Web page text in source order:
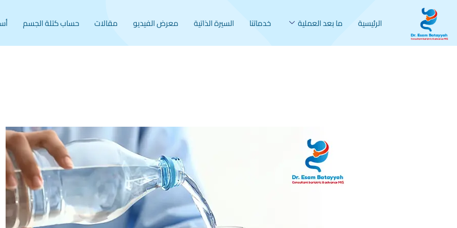
تخطي
المحتوى
الرئيسية ما بعد العملية خدماتنا السيرة الذاتية معرض الفيديو مقالات حساب كتلة الجسم